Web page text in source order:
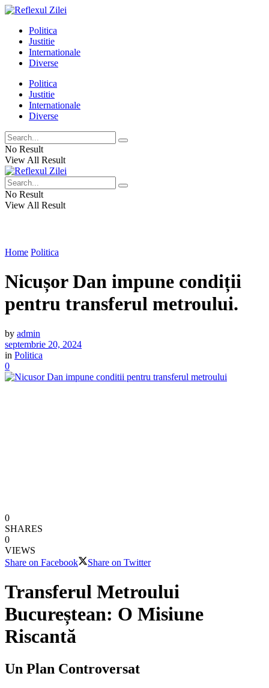
Politica
Justitie
Internationale
Diverse
Politica
Justitie
Internationale
Diverse
No Result
View All Result
No Result
View All Result
Home Politica
Nicușor Dan impune condiții
pentru transferul metroului.
by admin
septembrie 20, 2024
in Politica
0
0
SHARES
0
VIEWS
Share on Facebook
Share on Twitter
Transferul Metroului
Bucureștean: O Misiune
Riscantă
Un Plan Controversat